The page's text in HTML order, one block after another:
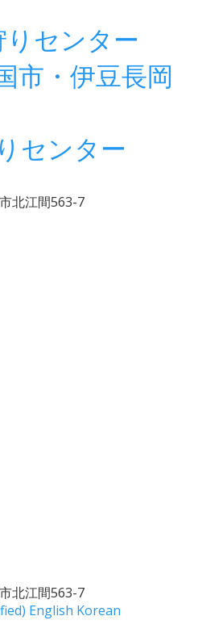
市・伊豆長岡
センター
北江間563-7
北江間563-7
English Korean